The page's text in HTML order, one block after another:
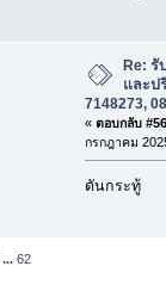
Re: รั
และป
7148273,
« ตอบกลับ
กรกฎาคม
ดันกระทู้
...62